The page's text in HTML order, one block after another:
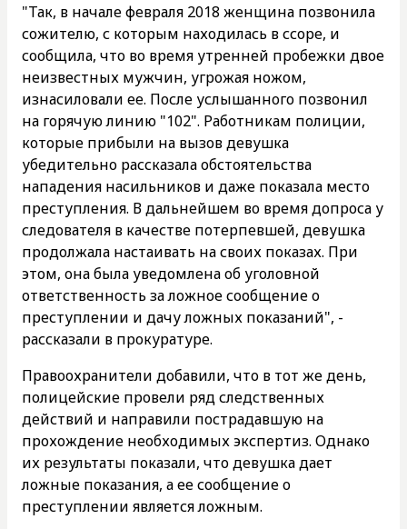
"Так, в начале февраля 2018 женщина позвонила
сожителю, с которым находилась в ссоре, и
сообщила, что во время утренней пробежки двое
неизвестных мужчин, угрожая ножом,
изнасиловали ее. После услышанного позвонил
на горячую линию "102". Работникам полиции,
которые прибыли на вызов девушка
убедительно рассказала обстоятельства
нападения насильников и даже показала место
преступления. В дальнейшем во время допроса у
следователя в качестве потерпевшей, девушка
продолжала настаивать на своих показах. При
этом, она была уведомлена об уголовной
ответственность за ложное сообщение о
преступлении и дачу ложных показаний", -
рассказали в прокуратуре.
Правоохранители добавили, что в тот же день,
полицейские провели ряд следственных
действий и направили пострадавшую на
прохождение необходимых экспертиз. Однако
их результаты показали, что девушка дает
ложные показания, а ее сообщение о
преступлении является ложным.